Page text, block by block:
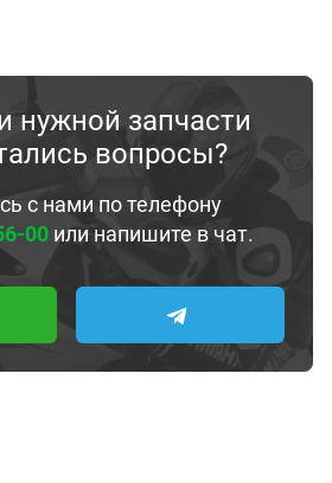
нужной запчасти
вопросы?
с нами по телефону
00или напишите в чат.